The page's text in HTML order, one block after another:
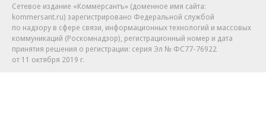
Сетевое издание «Коммерсантъ» (доменное имя сайта:
kommersant.ru) зарегистрировано Федеральной службой
по надзору в сфере связи, информационных технологий и массовых
коммуникаций (Роскомнадзор), регистрационный номер и дата
принятия решения о регистрации: серия Эл № ФС77-76922
от 11 октября 2019 г.